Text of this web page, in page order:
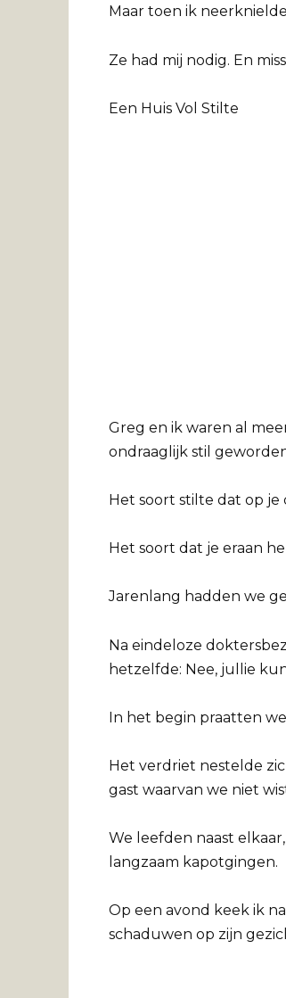
Maar toen ik
Ze had mij nodig. En
Een Huis Vol Stilte
Greg en ik waren al
ondraaglijk stil
Het soort stilte dat op je
Het soort dat je eraan
Jarenlang hadden we
Na eindeloze
hetzelfde: Nee, jullie
In het begin praatten
Het verdriet nestelde
gast waarvan we niet
We leefden naast
langzaam kapotgingen.
Op een avond keek ik
schaduwen op zijn